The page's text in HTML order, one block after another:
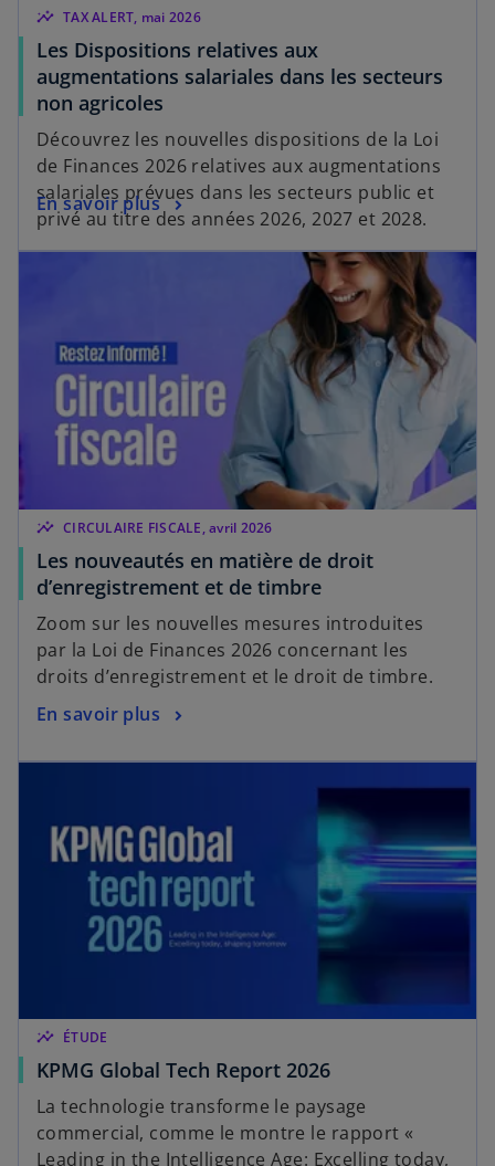
insights TAX ALERT, mai 2026
Les Dispositions relatives aux
augmentations salariales dans les secteurs
non agricoles
Découvrez les nouvelles dispositions de la Loi
de Finances 2026 relatives aux augmentations
salariales prévues dans les secteurs public et
privé au titre des années 2026, 2027 et 2028.
En savoir plus
insights CIRCULAIRE FISCALE, avril 2026
Les nouveautés en matière de droit
d’enregistrement et de timbre
Zoom sur les nouvelles mesures introduites
par la Loi de Finances 2026 concernant les
droits d’enregistrement et le droit de timbre.
En savoir plus
insights ÉTUDE
KPMG Global Tech Report 2026
La technologie transforme le paysage
commercial, comme le montre le rapport «
Leading in the Intelligence Age: Excelling today,